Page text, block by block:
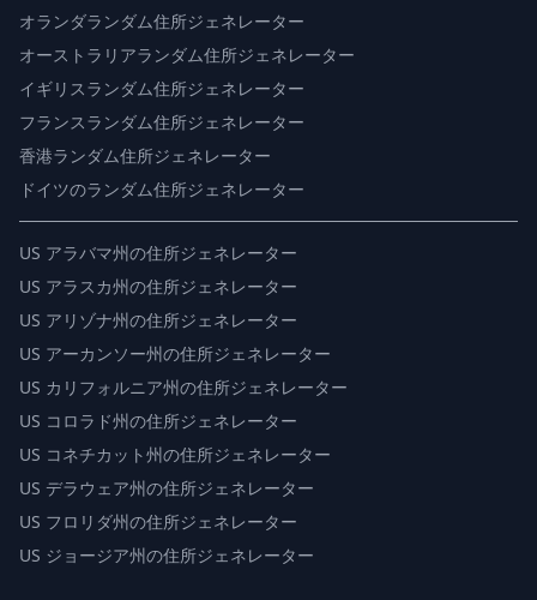
オランダランダム住所ジェネレーター
オーストラリアランダム住所ジェネレーター
イギリスランダム住所ジェネレーター
フランスランダム住所ジェネレーター
香港ランダム住所ジェネレーター
ドイツのランダム住所ジェネレーター
US アラバマ州の住所ジェネレーター
US アラスカ州の住所ジェネレーター
US アリゾナ州の住所ジェネレーター
US アーカンソー州の住所ジェネレーター
US カリフォルニア州の住所ジェネレーター
US コロラド州の住所ジェネレーター
US コネチカット州の住所ジェネレーター
US デラウェア州の住所ジェネレーター
US フロリダ州の住所ジェネレーター
US ジョージア州の住所ジェネレーター